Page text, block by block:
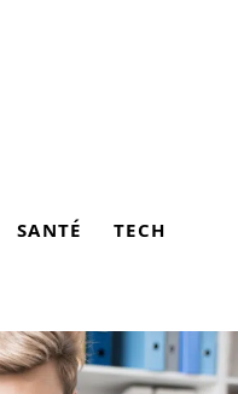
SANTÉ TECH